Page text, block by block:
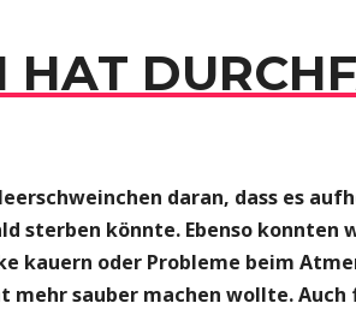
HAT
daran, dass es
sterben könnte. Ebenso
kauern oder Probleme beim
sauber machen wollte.